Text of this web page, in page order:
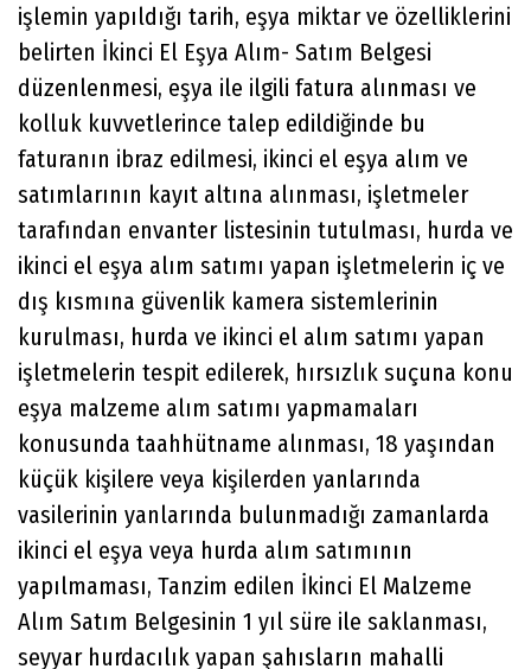
işlemin yapıldığı tarih, eşya miktar ve özelliklerini
belirten İkinci El Eşya Alım- Satım Belgesi
düzenlenmesi, eşya ile ilgili fatura alınması ve
kolluk kuvvetlerince talep edildiğinde bu
faturanın ibraz edilmesi, ikinci el eşya alım ve
satımlarının kayıt altına alınması, işletmeler
tarafından envanter listesinin tutulması, hurda ve
ikinci el eşya alım satımı yapan işletmelerin iç ve
dış kısmına güvenlik kamera sistemlerinin
kurulması, hurda ve ikinci el alım satımı yapan
işletmelerin tespit edilerek, hırsızlık suçuna konu
eşya malzeme alım satımı yapmamaları
konusunda taahhütname alınması, 18 yaşından
küçük kişilere veya kişilerden yanlarında
vasilerinin yanlarında bulunmadığı zamanlarda
ikinci el eşya veya hurda alım satımının
yapılmaması, Tanzim edilen İkinci El Malzeme
Alım Satım Belgesinin 1 yıl süre ile saklanması,
seyyar hurdacılık yapan şahısların mahalli